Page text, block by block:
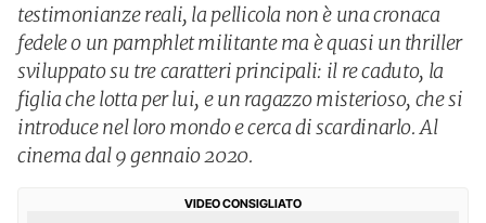
testimonianze reali, la pellicola non è una cronaca
fedele o un pamphlet militante ma è quasi un thriller
sviluppato su tre caratteri principali: il re caduto, la
figlia che lotta per lui, e un ragazzo misterioso, che si
introduce nel loro mondo e cerca di scardinarlo. Al
cinema dal 9 gennaio 2020.
VIDEO CONSIGLIATO